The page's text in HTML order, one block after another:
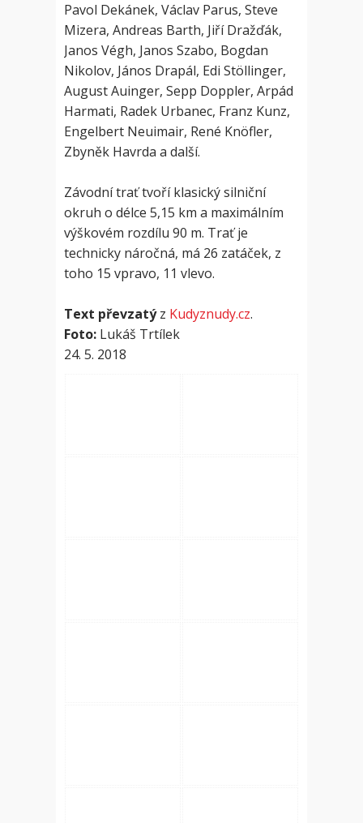
Pavol Dekánek, Václav Parus, Steve
Mizera, Andreas Barth, Jiří Dražďák,
Janos Végh, Janos Szabo, Bogdan
Nikolov, János Drapál, Edi Stöllinger,
August Auinger, Sepp Doppler, Arpád
Harmati, Radek Urbanec, Franz Kunz,
Engelbert Neuimair, René Knöfler,
Zbyněk Havrda a další.
Závodní trať tvoří klasický silniční
okruh o délce 5,15 km a maximálním
výškovém rozdílu 90 m. Trať je
technicky náročná, má 26 zatáček, z
toho 15 vpravo, 11 vlevo.
Text převzatýz Kudyznudy.cz.
Foto: Lukáš Trtílek
24. 5. 2018